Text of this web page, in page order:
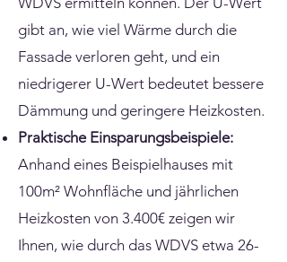
gibt an, wie viel Wärme durch die
Fassade verloren geht, und ein
niedrigerer U-Wert bedeutet bessere
Dämmung und geringere Heizkosten.
Praktische Einsparungsbeispiele:
Anhand eines Beispielhauses mit
100m² Wohnfläche und jährlichen
Heizkosten von 3.400€ zeigen wir
Ihnen, wie durch das WDVS etwa 26-